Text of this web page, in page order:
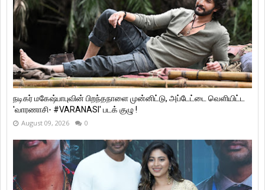
நடிகர் மகேஷ்பாபுவின் பிறந்தநாளை முன்னிட்டு, அப்டேட்டை வெளியிட்ட
'வாரணாசி- #VARANASI' படக் குழு !
August 09, 2026 0